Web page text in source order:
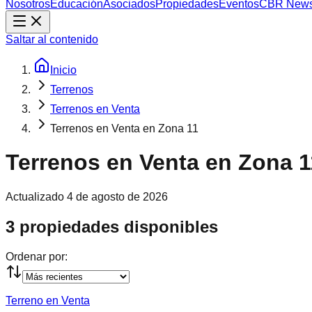
NosotrosEducaciónAsociadosPropiedadesEventosCBR
Saltar al contenido
Inicio
Terrenos
Terrenos en Venta
Terrenos en Venta en Zona 11
Terrenos en Venta en Zona
Actualizado 4 de agosto de 2026
3 propiedades disponibles
Ordenar por:
Terreno en Venta